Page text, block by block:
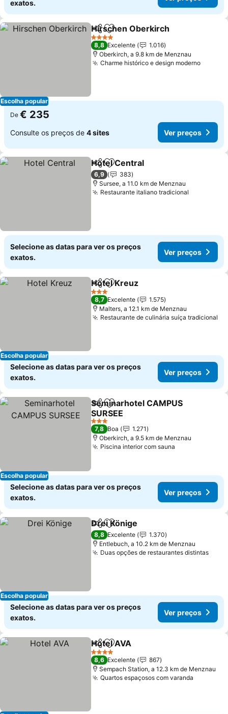
exatos.
Escolha popular
PartilharAdicionar aos favoritos
Hirschen Oberkirch
4 Estrelas
8,8 Excelente
1.016
Oberkirch, a 9.8 km de Menznau
Charme histórico e design modernoVer
De € 235
Consulte os preços de 4 sites Ver preços
PartilharAdicionar aos favoritos
Hotel Central
6,9
383
Sursee, a 11.0 km de Menznau
Restaurante italiano tradicional
Selecione as datas para ver os preços
exatos.
Ver preços
Escolha popular
PartilharAdicionar aos favoritos
Hotel Kreuz
3 Estrelas
8,7 Excelente
1.575
Malters, a 12.1 km de Menznau
Restaurante de culinária suíça tradicional
Selecione as datas para ver os preços
exatos.
Ver preços
Escolha popular
PartilharAdicionar aos favoritos
Seminarhotel CAMPUS
SURSEE
Ver preços
3 Estrelas
7,8 Boa
1.271
Oberkirch, a 9.5 km de Menznau
Piscina interior com sauna
Selecione as datas para ver os preços
exatos.
Ver preços
Escolha popular
PartilharAdicionar aos favoritos
Drei Könige
8,8 Excelente
1.370
Entlebuch, a 10.2 km de Menznau
Duas opções de restaurantes distintasVer
Selecione as datas para ver os preços
exatos.
Ver preços
PartilharAdicionar aos favoritos
Hotel AVA
4 Estrelas
8,6 Excelente
867
Sempach Station, a 12.3 km de Menznau
Quartos espaçosos com varanda